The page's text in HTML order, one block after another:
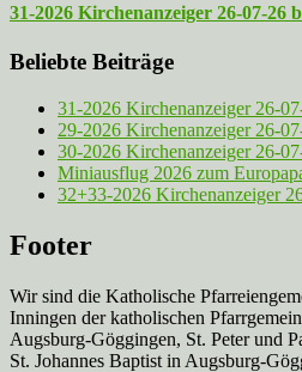
31-2026 Kirchenanzeiger 26-07-26
Beliebte Beiträge
31-2026 Kirchenanzeiger 26-
29-2026 Kirchenanzeiger 26-
30-2026 Kirchenanzeiger 26-
Miniausflug 2026 zum
32+33-2026 Kirchenanzeiger
Footer
Wir sind die Katholische
Inningen der katholischen
Augsburg-Göggingen, St. Peter und
St. Johannes Baptist in Augsburg-